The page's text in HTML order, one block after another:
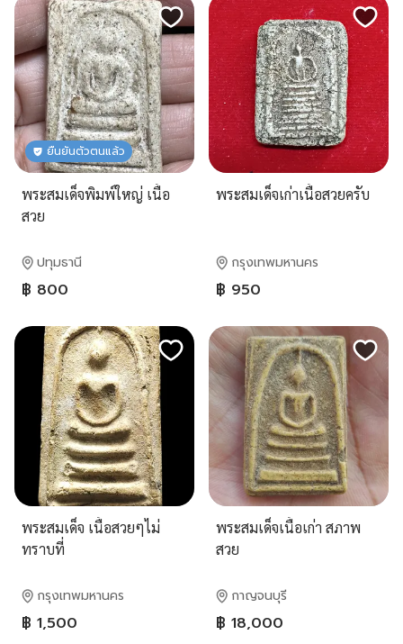
ยืนยันตัวตนแล้ว
พระสมเด็จพิมพ์ใหญ่ เนื้อ
สวย
ปทุมธานี
฿ 800
พระสมเด็จเก่าเนื้อสวยครับ
กรุงเทพมหานคร
฿ 950
พระสมเด็จ เนื้อสวยๆไม่
ทราบที่
กรุงเทพมหานคร
฿ 1,500
พระสมเด็จเนื้อเก่า สภาพ
สวย
กาญจนบุรี
฿ 18,000